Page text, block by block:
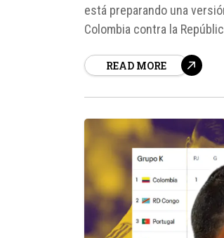
está preparando una
Colombia contra la
READ MORE